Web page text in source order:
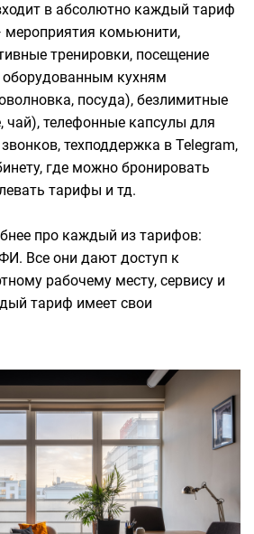
в абсолютно каждый тариф
мероприятия комьюнити,
тренировки, посещение
оборудованным кухням
посуда), безлимитные
чай), телефонные капсулы для
техподдержка в Telegram,
где можно бронировать
тарифы и тд.
про каждый из тарифов:
Все они дают доступ к
рабочему месту, сервису и
тариф имеет свои